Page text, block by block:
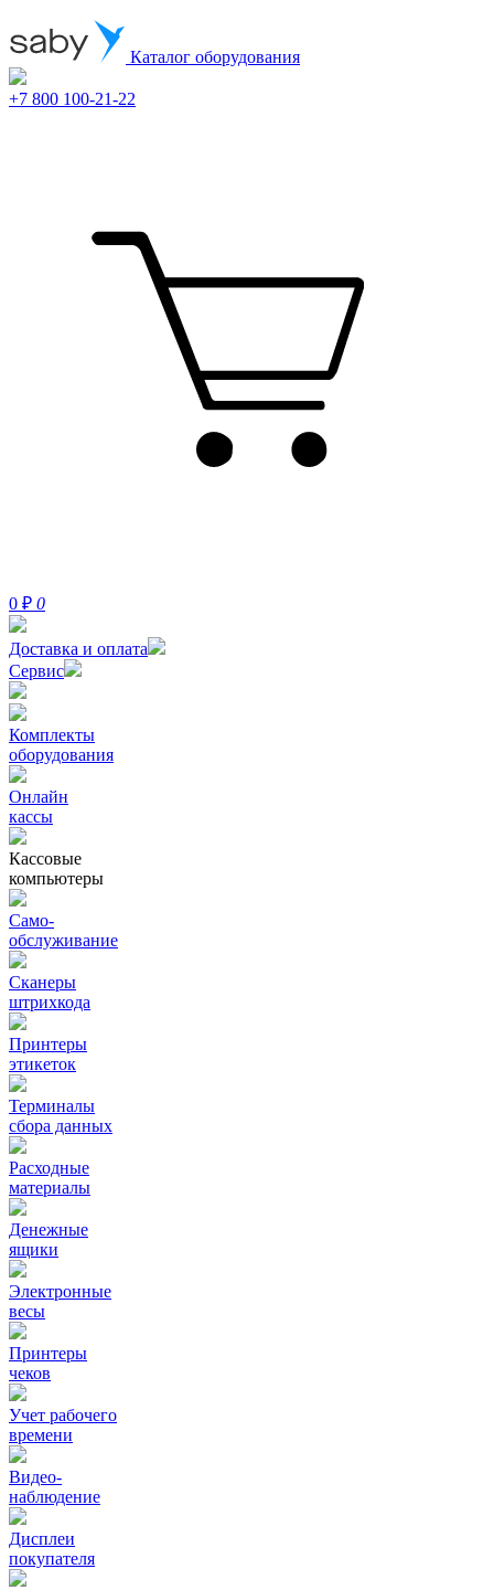
Каталог оборудования
+7 800 100-21-22
0 ₽ 0
Доставка и оплата
Сервис
Комплекты
оборудования
Онлайн
кассы
Кассовые
компьютеры
Само-
обслуживание
Сканеры
штрихкода
Принтеры
этикеток
Терминалы
сбора данных
Расходные
материалы
Денежные
ящики
Электронные
весы
Принтеры
чеков
Учет рабочего
времени
Видео‑
наблюдение
Дисплеи
покупателя